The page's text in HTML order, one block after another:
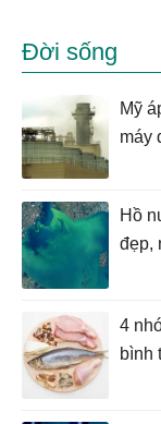
Đời sống
Mỹ
máy
Hồ
đẹp,
4
bình